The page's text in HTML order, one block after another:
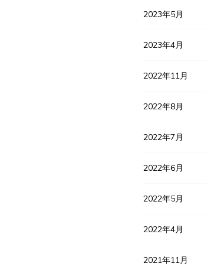
2023年5月
2023年4月
2022年11月
2022年8月
2022年7月
2022年6月
2022年5月
2022年4月
2021年11月